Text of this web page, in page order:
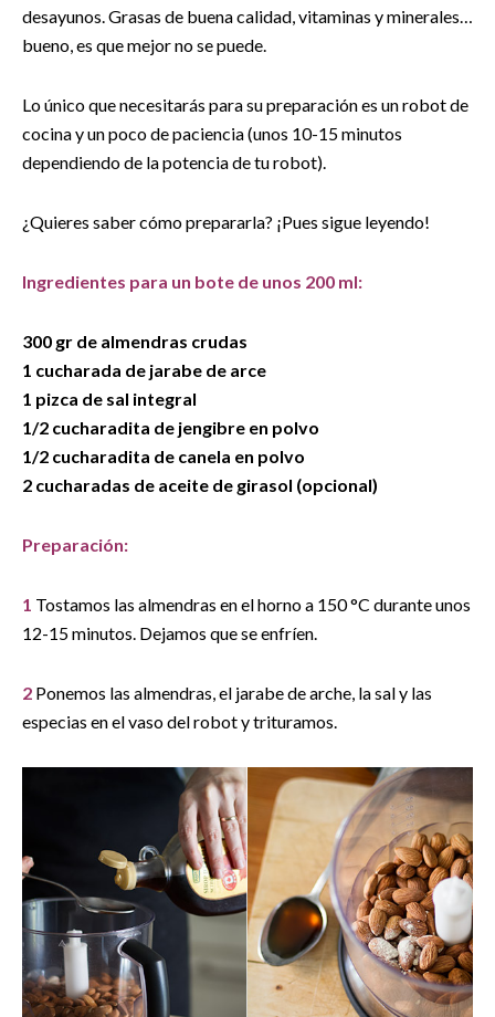
desayunos. Grasas de buena calidad, vitaminas y minerales…
bueno, es que mejor no se puede.
Lo único que necesitarás para su preparación es un robot de
cocina y un poco de paciencia (unos 10-15 minutos
dependiendo de la potencia de tu robot).
¿Quieres saber cómo prepararla? ¡Pues sigue leyendo!
Ingredientes para un bote de unos 200 ml:
300 gr de almendras crudas
1 cucharada de jarabe de arce
1 pizca de sal integral
1/2 cucharadita de jengibre en polvo
1/2 cucharadita de canela en polvo
2 cucharadas de aceite de girasol (opcional)
Preparación:
1 Tostamos las almendras en el horno a 150 °C durante unos
12-15 minutos. Dejamos que se enfríen.
2 Ponemos las almendras, el jarabe de arche, la sal y las
especias en el vaso del robot y trituramos.